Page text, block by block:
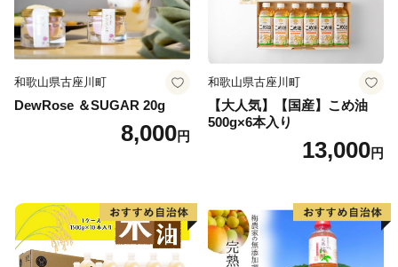
和歌山県古座川町
DewRose ＆SUGAR 20g
8,000円
和歌山県古座川町
【大人気】【国産】こめ油
500g×6本入り
13,000円